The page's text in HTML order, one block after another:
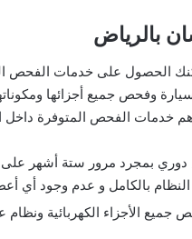
بالرياض
الحصول على خدمات الفحص
وفحص جميع أجزائها
خدمات الفحص المتوفرة داخل
بمجرد مرور ستة أشهر
بالكامل و عدم وجود أي
الأجزاء الكهربائية ونظام